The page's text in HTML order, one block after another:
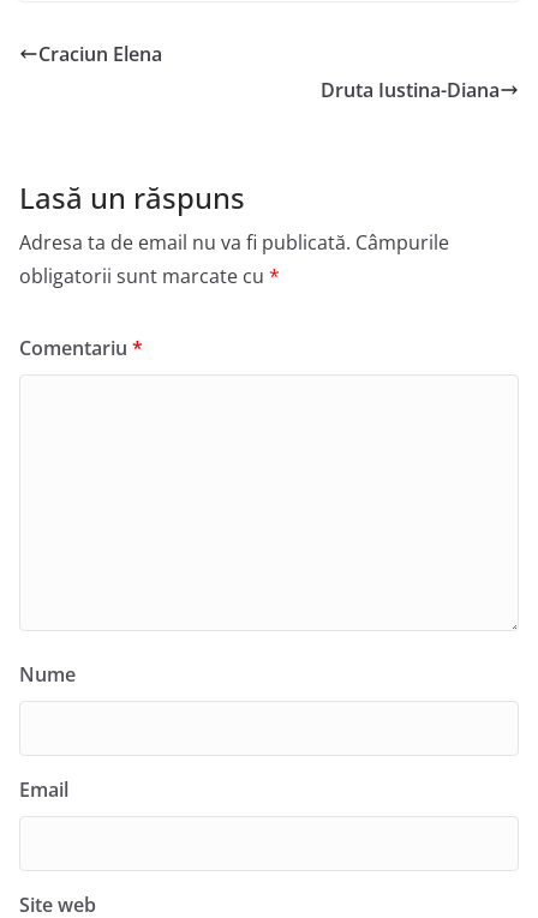
Craciun Elena
Druta Iustina-Diana
Lasă un răspuns
Adresa ta de email nu va fi publicată. Câmpurile
obligatorii sunt marcate cu *
Comentariu *
Nume
Email
Site web